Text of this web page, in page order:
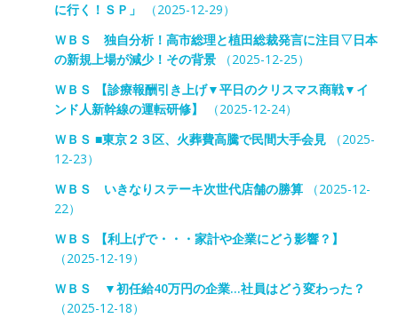
に行く！ＳＰ」
（2025-12-29）
ＷＢＳ 独自分析！高市総理と植田総裁発言に注目▽日本
の新規上場が減少！その背景（2025-12-25）
ＷＢＳ 【診療報酬引き上げ▼平日のクリスマス商戦▼イ
ンド人新幹線の運転研修】
（2025-12-24）
ＷＢＳ ■東京２３区、火葬費高騰で民間大手会見（2025-
12-23）
ＷＢＳ いきなりステーキ次世代店舗の勝算（2025-12-
22）
ＷＢＳ 【利上げで・・・家計や企業にどう影響？】
（2025-12-19）
ＷＢＳ ▼初任給40万円の企業…社員はどう変わった？
（2025-12-18）